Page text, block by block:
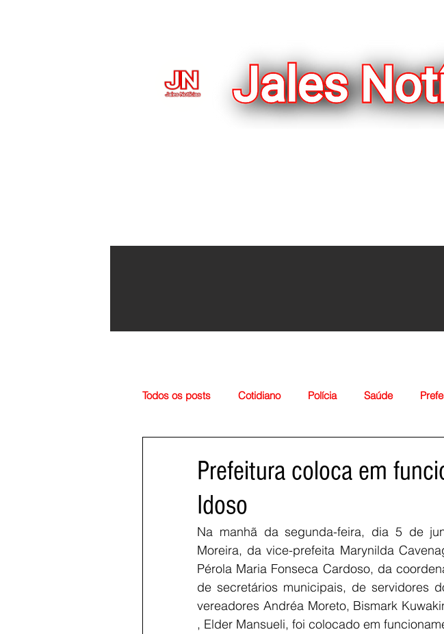
Voltar
Todos os posts Cotidiano Polícia Saúde
Prefeitura coloca em
Idoso
Na manhã da segunda-feira, dia 5 de
Moreira, da vice-prefeita Marynilda
Pérola Maria Fonseca Cardoso, da
de secretários municipais, de servidores
vereadores Andréa Moreto, Bismark
, Elder Mansueli, foi colocado em